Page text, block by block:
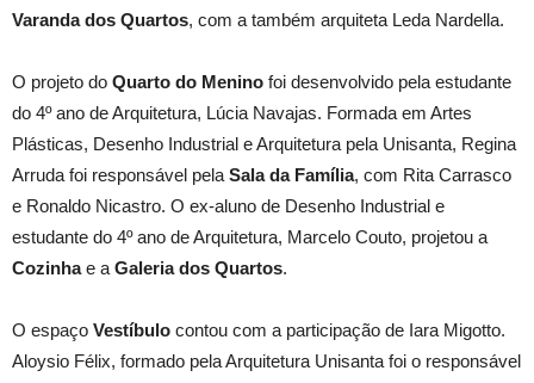
Varanda dos Quartos, com a também arquiteta Leda Nardella.
O projeto do Quarto do Menino foi desenvolvido pela estudante
do 4º ano de Arquitetura, Lúcia Navajas. Formada em Artes
Plásticas, Desenho Industrial e Arquitetura pela Unisanta, Regina
Arruda foi responsável pela Sala da Família, com Rita Carrasco
e Ronaldo Nicastro. O ex-aluno de Desenho Industrial e
estudante do 4º ano de Arquitetura, Marcelo Couto, projetou a
Cozinhae a Galeria dos Quartos.
O espaço Vestíbulo contou com a participação de Iara Migotto.
Aloysio Félix, formado pela Arquitetura Unisanta foi o responsável